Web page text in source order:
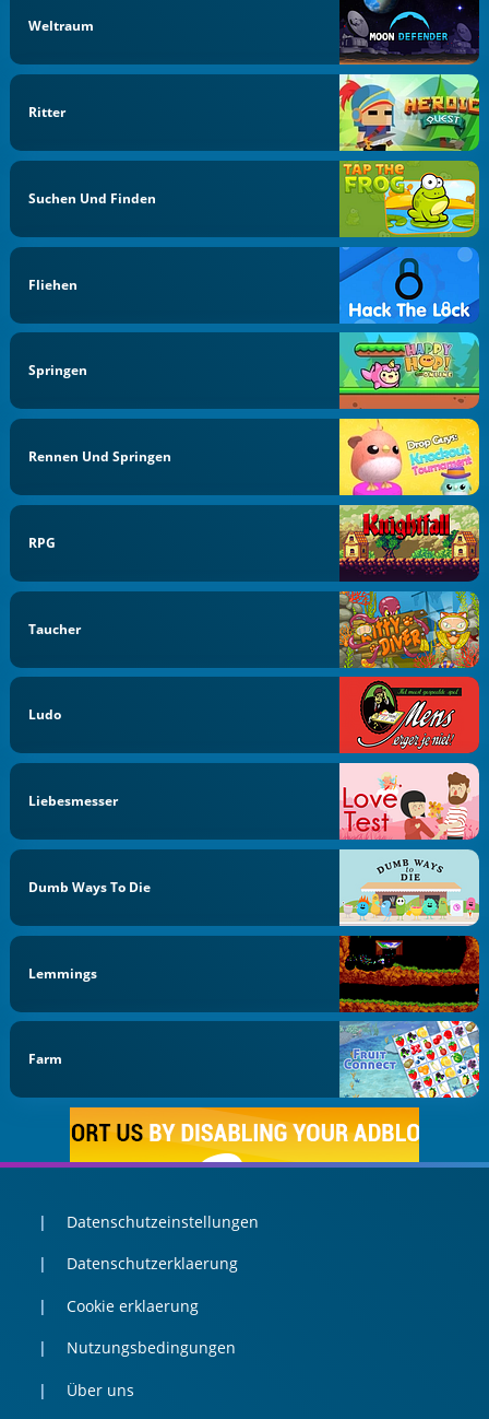
Weltraum
Ritter
Suchen Und Finden
Fliehen
Springen
Rennen Und Springen
RPG
Taucher
Ludo
Liebesmesser
Dumb Ways To Die
Lemmings
Farm
Datenschutzeinstellungen
Datenschutzerklaerung
Cookie erklaerung
Nutzungsbedingungen
Über uns